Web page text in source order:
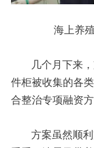
海上养
几个月下来
件柜被收集的各
合整治专项融资
方案虽然顺